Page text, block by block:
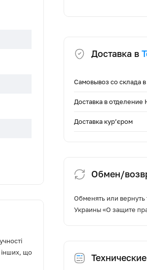
інших, що
Доставка в
Самовывоз со склада
Доставка в отделение
Доставка кур’єром
Обмен/
Обменять или вернуть
Украины «О защите